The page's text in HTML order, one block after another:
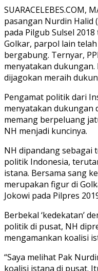
SUARACELEBES.COM,
pasangan Nurdin Halid
pada Pilgub Sulsel
Golkar, parpol lain
bergabung. Ternyar,
menyatakan dukungan.
dijagokan meraih
Pengamat politik dari
menyatakan dukungan
memang berpeluang
NH menjadi kuncinya.
NH dipandang sebagai
politik Indonesia,
istana. Bersama sang
merupakan figur di
Jokowi pada Pilpres
Berbekal ‘kedekatan’
politik di pusat, NH
mengamankan koalisi
“Saya melihat Pak
koalisi istana di pusat.